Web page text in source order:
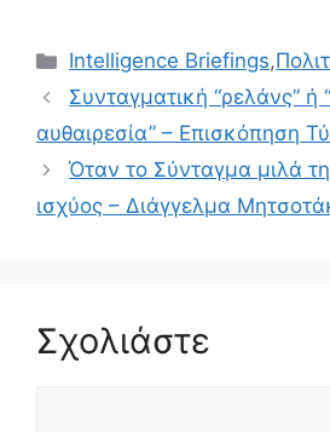
Κατηγορίες
Intelligence Briefings,
Συνταγματική “ρελάνς” ή
αυθαιρεσία” – Επισκόπηση
Όταν το Σύνταγμα μιλά
ισχύος – Διάγγελμα
Σχολιάστε